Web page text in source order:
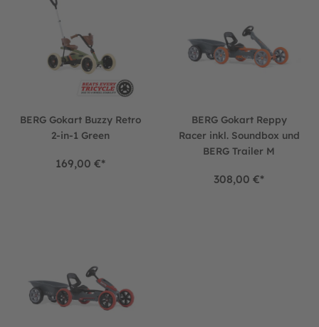
BERG Gokart Buzzy Retro
2-in-1 Green
169,00 €*
BERG Gokart Reppy
Racer inkl. Soundbox und
BERG Trailer M
308,00 €*